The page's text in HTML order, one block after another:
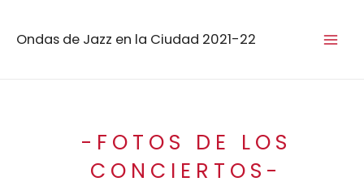
Ondas de Jazz en la Ciudad 2021-22
-FOTOS DE LOS
CONCIERTOS-